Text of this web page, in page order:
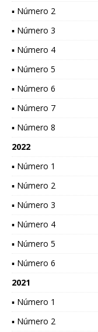
▪ Número 2
▪ Número 3
▪ Número 4
▪ Número 5
▪ Número 6
▪ Número 7
▪ Número 8
2022
▪ Número 1
▪ Número 2
▪ Número 3
▪ Número 4
▪ Número 5
▪ Número 6
2021
▪ Número 1
▪ Número 2